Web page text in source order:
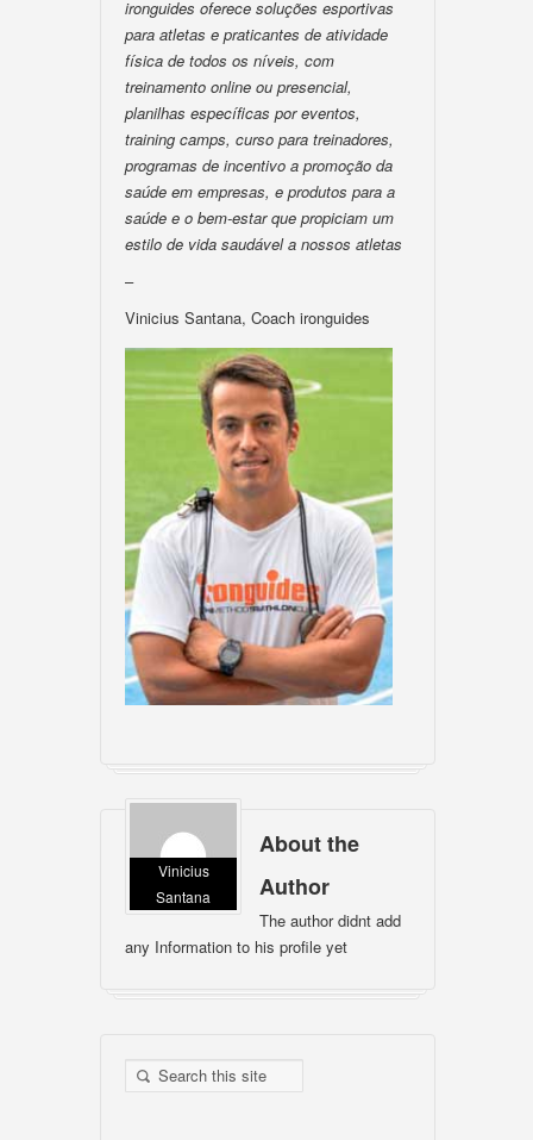
ironguides oferece soluções esportivas
para atletas e praticantes de atividade
física de todos os níveis, com
treinamento online ou presencial,
planilhas específicas por eventos,
training camps, curso para treinadores,
programas de incentivo a promoção da
saúde em empresas, e produtos para a
saúde e o bem-estar que propiciam um
estilo de vida saudável a nossos atletas
–
Vinicius Santana, Coach ironguides
Vinicius
Santana
About the
Author
The author didnt add
any Information to his profile yet